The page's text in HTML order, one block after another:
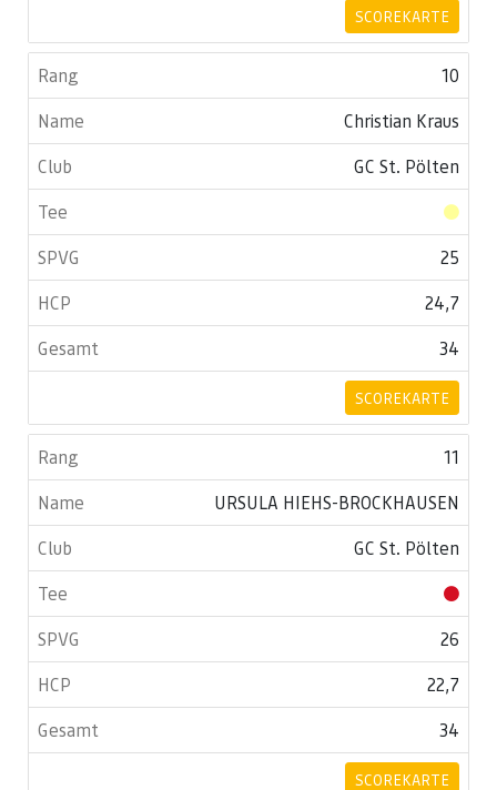
SCOREKARTE
10
Christian Kraus
GC St. Pölten
25
24,7
34
SCOREKARTE
11
URSULA HIEHS-BROCKHAUSEN
GC St. Pölten
26
22,7
34
SCOREKARTE